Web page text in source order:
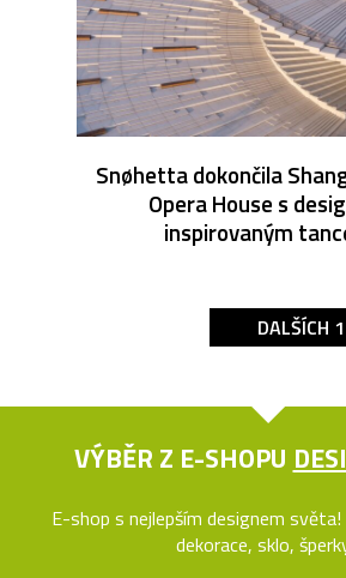
Snøhetta dokončila
Opera House s
inspirovaným
DALŠÍCH
VÝBĚR Z E-SHOPU
E-shop s nejlepším designem
dekorace, sklo,